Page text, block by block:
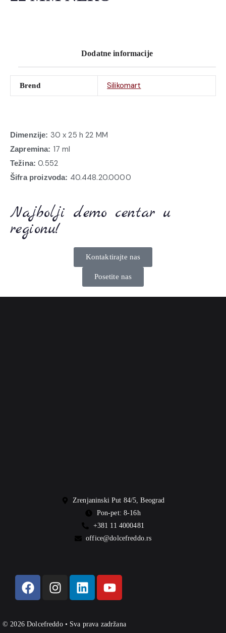
Dodatne informacije
Brend Silikomart
Dimenzije: 30 x 25 h 22 MM
Zapremina: 17 ml
Težina: 0.552
Šifra proizvoda: 40.448.20.0000
Najbolji demo centar u
regionu!
Kontaktirajte nas
Posetite nas
Zrenjaninski Put 84/5, Beograd
Pon-pet: 8-16h
+381 11 4000481
office@dolcefreddo.rs
© 2026 Dolcefreddo • Sva prava zadržana